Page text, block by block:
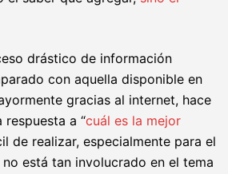
drástico de información
con aquella disponible en
gracias al internet, hace
a “cuál es la mejor
de realizar, especialmente para el
está tan involucrado en el tema